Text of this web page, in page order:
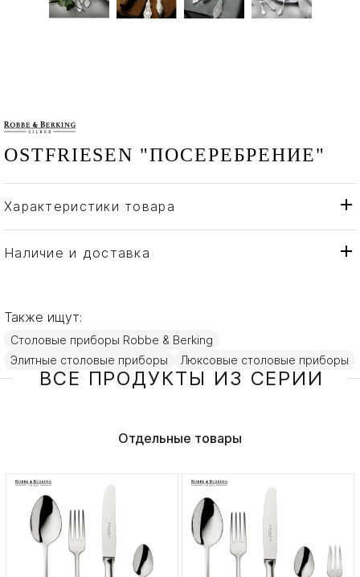
OSTFRIESEN "ПОСЕРЕБРЕНИЕ"
Характеристики товара
Бренд
Robbe & Berking
Страна производителя
Наличие и доставка
Также ищут:
Столовые приборы Robbe & Berking
Элитные столовые приборы
Люксовые столовые приборы
ВСЕ ПРОДУКТЫ ИЗ СЕРИИ
Отдельные товары